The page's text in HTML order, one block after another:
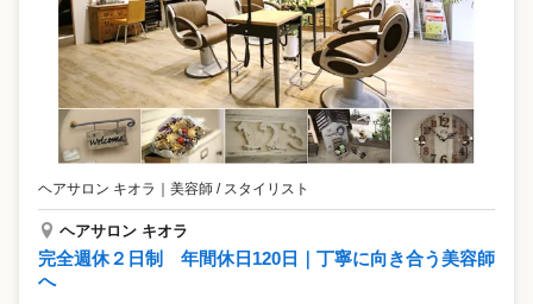
ヘアサロン キオラ 美容師 / スタイリスト
ヘアサロン キオラ
完全週休２日制 年間休日120日｜丁寧に向き合う美容師
へ